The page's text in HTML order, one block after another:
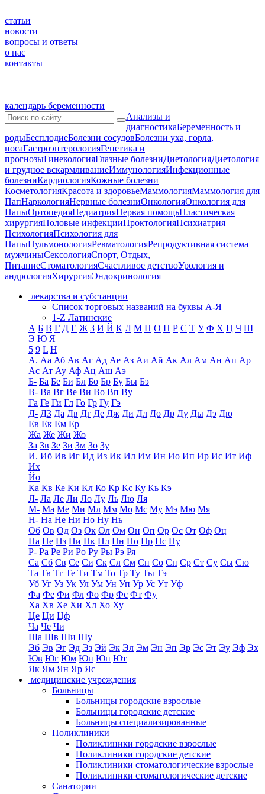
статьи
новости
вопросы и ответы
о нас
контакты
календарь беременности
Анализы и
диагностикаБеременность и
родыБесплодиеБолезни сосудовБолезни уха, горла,
носаГастроэнтерологияГенетика и
прогнозыГинекологияГлазные болезниДиетологияДиетология
и грудное вскармливаниеИммунологияИнфекционные
болезниКардиологияКожные болезни
КосметологияКрасота и здоровьеМаммологияМаммология для
ПапНаркологияНервные болезниОнкологияОнкология для
ПапыОртопедияПедиатрияПервая помощьПластическая
хирургияПоловые инфекцииПроктологияПсихиатрия
ПсихологияПсихология для
ПапыПульмонологияРевматологияРепродуктивная система
мужчиныСексологияСпорт, Отдых,
ПитаниеСтоматологияСчастливое детствоУрология и
андрологияХирургияЭндокринология
лекарства и субстанции
Список торговых названий на буквы А-Я
1-Z Латинские
А Б В Г Д Е Ж З И Й К Л М Н О П Р С Т У Ф Х Ц Ч Ш
Э Ю Я
5 9 L H
А. Аа Аб Ав Аг Ад Ае Аз Аи Ай Ак Ал Ам Ан Ап Ар
Ас Ат Ау Аф Ац Аш Аэ
Б- Ба Бе Би Бл Бо Бр Бу Бы Бэ
В- Ва Вг Ве Ви Во Вп Ву
Га Ге Ги Гл Го Гр Гу Гэ
Д- Д3 Да Дв Дг Де Дж Ди Дл До Др Ду Ды Дэ Дю
Ев Ек Ем Ер
Жа Же Жи Жо
За Зв Зе Зи Зм Зо Зу
И. Иб Ив Иг Ид Из Ик Ил Им Ин Ио Ип Ир Ис Ит Иф
Их
Йо
Ка Кв Ке Ки Кл Ко Кр Кс Ку Кь Кэ
Л- Ла Ле Ли Ло Лу Ль Лю Ля
М- Ма Ме Ми Мл Мм Мо Мс Му Мэ Мю Мя
Н- На Не Ни Но Ну Нь
Об Ов Од Оз Ок Ол Ом Он Оп Ор Ос От Оф Оц
Па Пе Пз Пи Пк Пл Пн По Пр Пс Пу
Р- Ра Ре Ри Ро Ру Ры Рэ Ря
Са Сб Св Се Си Ск Сл См Сн Со Сп Ср Ст Су Сы Сю
Та Тв Тг Те Ти Тм То Тр Ту Ты Тэ
Уб Уг Уз Ук Ул Ум Ун Уп Ур Ус Ут Уф
Фа Фе Фи Фл Фо Фр Фс Фт Фу
Ха Хв Хе Хи Хл Хо Ху
Це Ци Цф
Ча Че Чи
Ша Шв Ши Шу
Эб Эв Эг Эд Эз Эй Эк Эл Эм Эн Эп Эр Эс Эт Эу Эф Эх
Юв Юг Юм Юн Юп Ют
Як Ям Ян Яр Яс
медицинские учреждения
Больницы
Больницы городские взрослые
Больницы городские детские
Больницы специализированные
Поликлиники
Поликлиники городские взрослые
Поликлиники городские детские
Поликлиники стоматологические взрослые
Поликлиники стоматологические детские
Санатории